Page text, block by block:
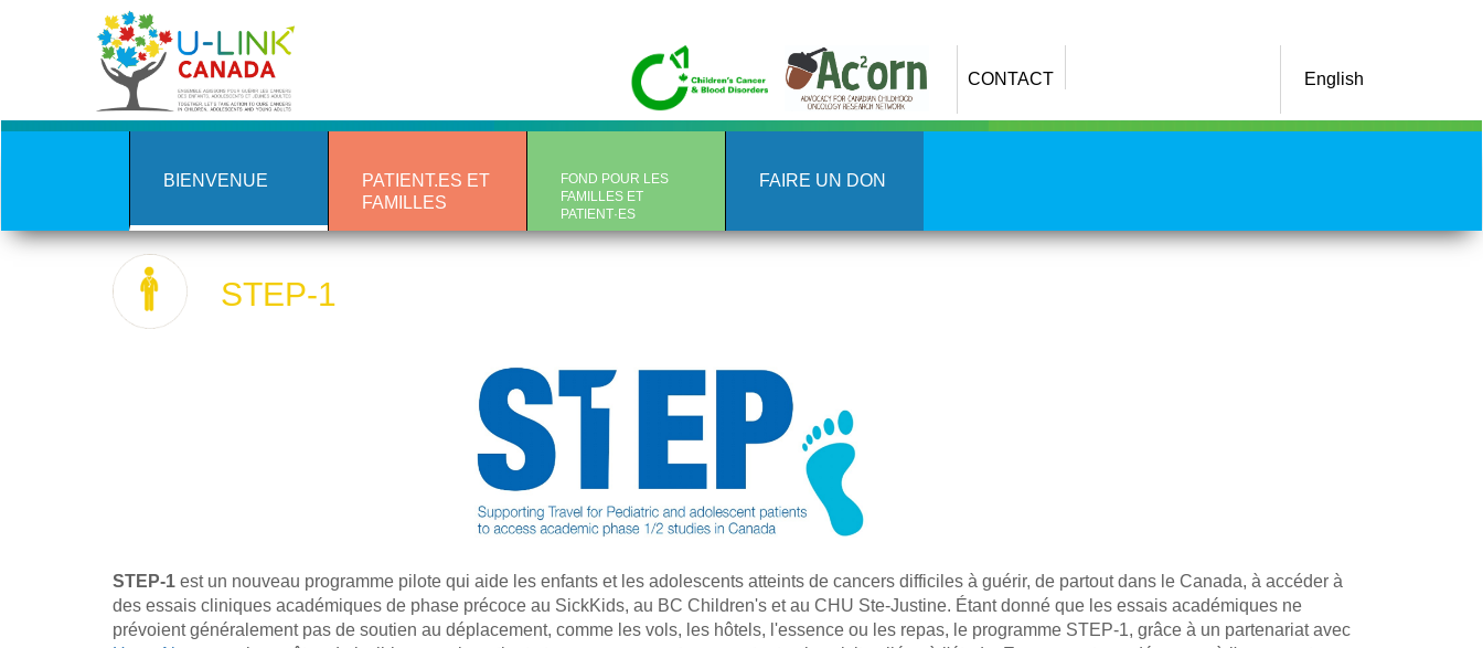
CONTACT English
BIENVENUE
PATIENT.ES ET
FAMILLES
FOND POUR LES
FAMILLES ET
PATIENT·ES
FAIRE UN DON
STEP-1
STEP-1 est un nouveau programme pilote qui aide les enfants et les adolescents atteints de cancers difficiles à guérir, de partout dans le Canada, à accéder à
des essais cliniques académiques de phase précoce au SickKids, au BC Children's et au CHU Ste-Justine. Étant donné que les essais académiques ne
prévoient généralement pas de soutien au déplacement, comme les vols, les hôtels, l'essence ou les repas, le programme STEP-1, grâce à un partenariat avec